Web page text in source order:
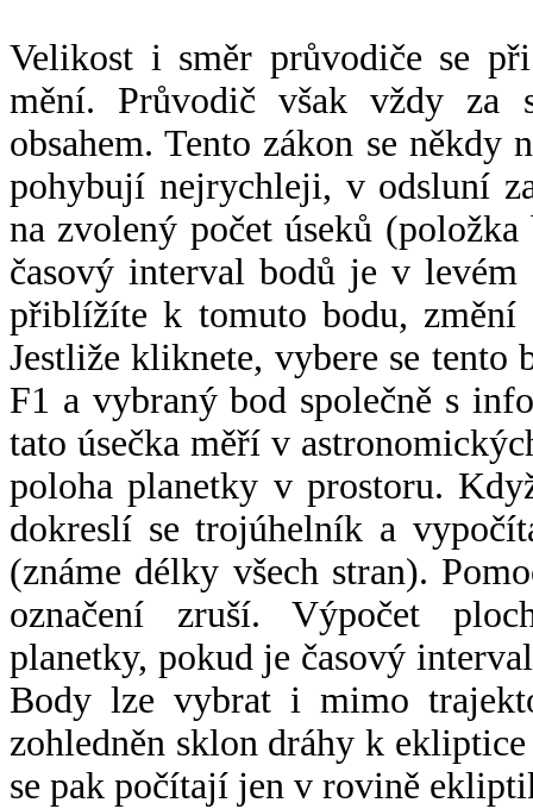
Velikost i směr průvodiče se
mění. Průvodič však vždy za
obsahem. Tento zákon se někdy
pohybují nejrychleji, v odsluní
na zvolený počet úseků
časový interval bodů je v
přiblížíte k tomuto bodu,
Jestliže kliknete, vybere se tento
F1 a vybraný bod společně s
tato úsečka měří v
poloha planetky v prostoru.
dokreslí se trojúhelník a
(známe délky všech stran).
označení zruší. Výpočet
planetky, pokud je časový
Body lze vybrat i mimo
zohledněn sklon dráhy k
se pak počítají jen v rovině